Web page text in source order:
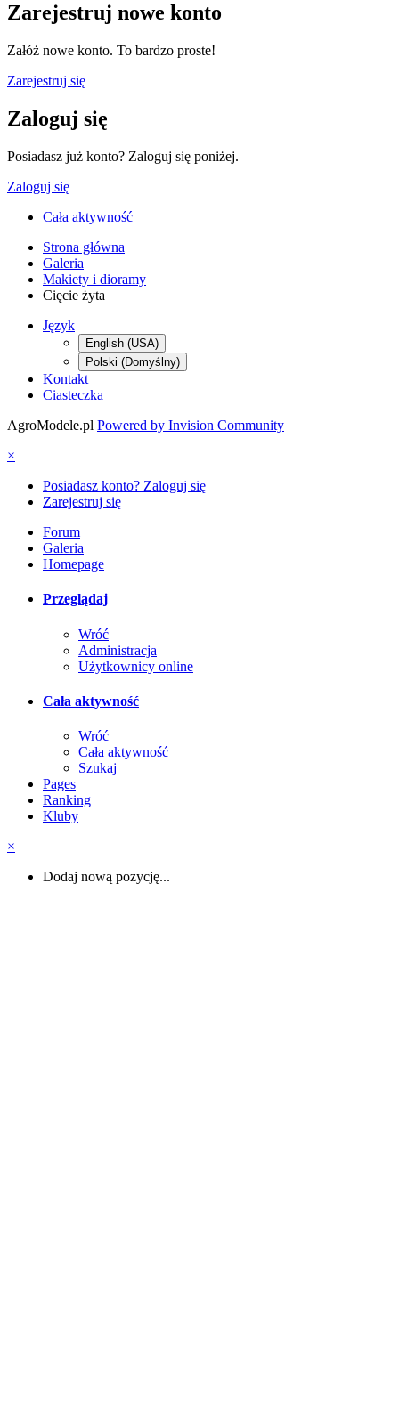
Zarejestruj nowe konto
Załóż nowe konto. To bardzo proste!
Zarejestruj się
Zaloguj się
Posiadasz już konto? Zaloguj się poniżej.
Zaloguj się
Cała aktywność
Strona główna
Galeria
Makiety i dioramy
Cięcie żyta
Język
English (USA)
Polski (Domyślny)
Kontakt
Ciasteczka
AgroModele.pl Powered by Invision Community
×
Posiadasz konto? Zaloguj się
Zarejestruj się
Forum
Galeria
Homepage
Przeglądaj
Wróć
Administracja
Użytkownicy online
Cała aktywność
Wróć
Cała aktywność
Szukaj
Pages
Ranking
Kluby
×
Dodaj nową pozycję...